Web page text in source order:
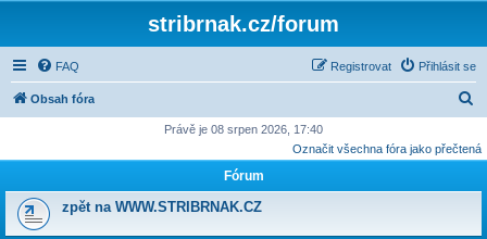
stribrnak.cz/forum
FAQ Přihlásit se
Registrovat
Obsah fóra
e
Právě je 08 srpen 2026, 17:40
Označit všechna fóra jako přečtená
Fórum
zpět na WWW.STRIBRNAK.CZ